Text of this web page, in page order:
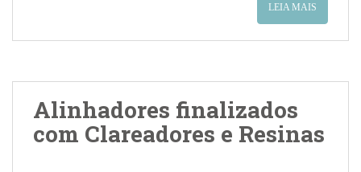
LEIA MAIS
Alinhadores finalizados
com Clareadores e Resinas